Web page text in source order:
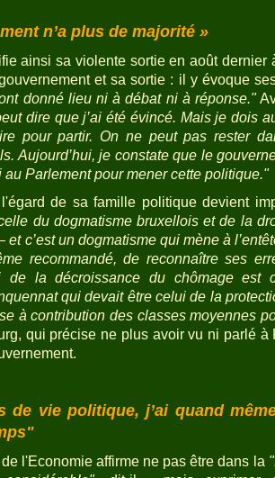
n’a plus de majorité »
ainsi sa violente sortie en août dernier
et sa sortie : il y évoque
donné lieu ni à débat ni à réponse."
dire que j’ai été évincé. Mais je dois
pour partir. On ne peut pas rester
Aujourd’hui, je constate que le
Parlement pour mener cette politique."
de sa famille politique devient
du dogmatisme bruxellois et de la
et c’est un dogmatisme qui mène à
recommandé, de reconnaître ses
de la décroissance du chômage est
qui devait être celui de la
à contribution des classes moyennes
qui précise ne plus avoir vu ni parlé
de vie politique, j’ai quand
l'Economie affirme ne pas être dans la